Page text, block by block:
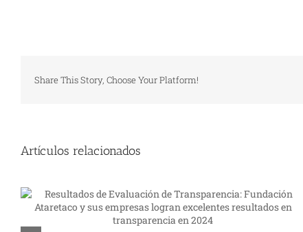
Share This Story, Choose Your Platform!
Artículos relacionados